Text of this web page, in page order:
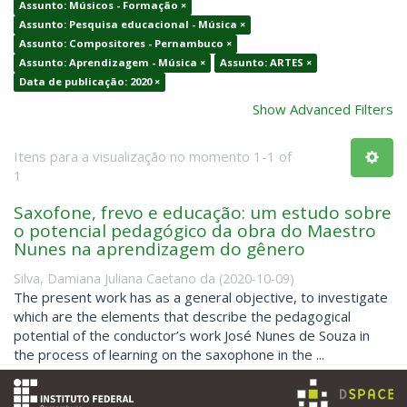
Assunto: Músicos - Formação ×
Assunto: Pesquisa educacional - Música ×
Assunto: Compositores - Pernambuco ×
Assunto: Aprendizagem - Música ×
Assunto: ARTES ×
Data de publicação: 2020 ×
Show Advanced Filters
Itens para a visualização no momento 1-1 of
1
Saxofone, frevo e educação: um estudo sobre
o potencial pedagógico da obra do Maestro
Nunes na aprendizagem do gênero
Silva, Damiana Juliana Caetano da (2020-10-09)
The present work has as a general objective, to investigate
which are the elements that describe the pedagogical
potential of the conductor’s work José Nunes de Souza in
the process of learning on the saxophone in the ...